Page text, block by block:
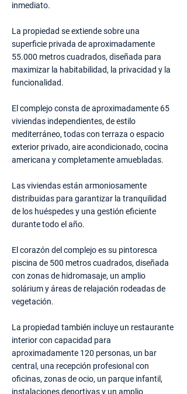
inmediato.
La propiedad se extiende sobre una
superficie privada de aproximadamente
55.000 metros cuadrados, diseñada para
maximizar la habitabilidad, la privacidad y la
funcionalidad.
El complejo consta de aproximadamente 65
viviendas independientes, de estilo
mediterráneo, todas con terraza o espacio
exterior privado, aire acondicionado, cocina
americana y completamente amuebladas.
Las viviendas están armoniosamente
distribuidas para garantizar la tranquilidad
de los huéspedes y una gestión eficiente
durante todo el año.
El corazón del complejo es su pintoresca
piscina de 500 metros cuadrados, diseñada
con zonas de hidromasaje, un amplio
solárium y áreas de relajación rodeadas de
vegetación.
La propiedad también incluye un restaurante
interior con capacidad para
aproximadamente 120 personas, un bar
central, una recepción profesional con
oficinas, zonas de ocio, un parque infantil,
instalaciones deportivas y un amplio